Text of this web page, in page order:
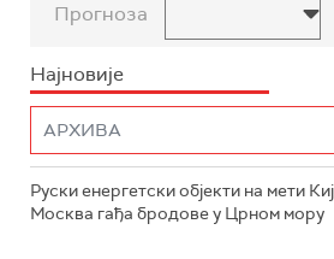
Прогноза
Најновије
Руски енергетски објекти на мети
Москва гађа бродове у Црном мору